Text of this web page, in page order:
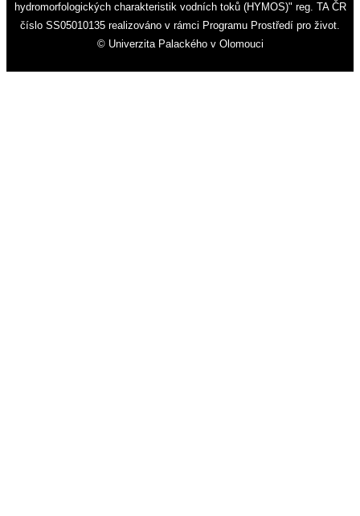
hydromorfologických charakteristik vodních toků (HYMOS)" reg. TA ČR
číslo SS05010135 realizováno v rámci Programu Prostředí pro život.
© Univerzita Palackého v Olomouci